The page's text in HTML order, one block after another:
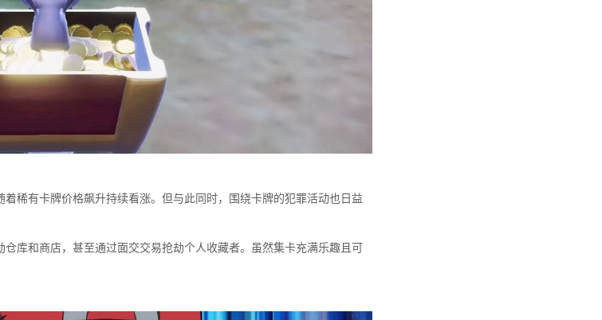
稀有卡牌价格飙升持续看涨。但与此同时，围绕卡牌的犯罪活动也日益
库和商店，甚至通过面交交易抢劫个人收藏者。虽然集卡充满乐趣且可